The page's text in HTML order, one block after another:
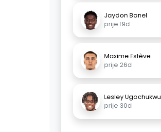
Jaydon Banel
prije 19d
Maxime Estève
prije 26d
Lesley Ugochukwu
prije 30d